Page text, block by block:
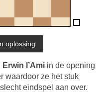
Erwin l’Ami in de opening
waardoor ze het stuk
eindspel aan over.